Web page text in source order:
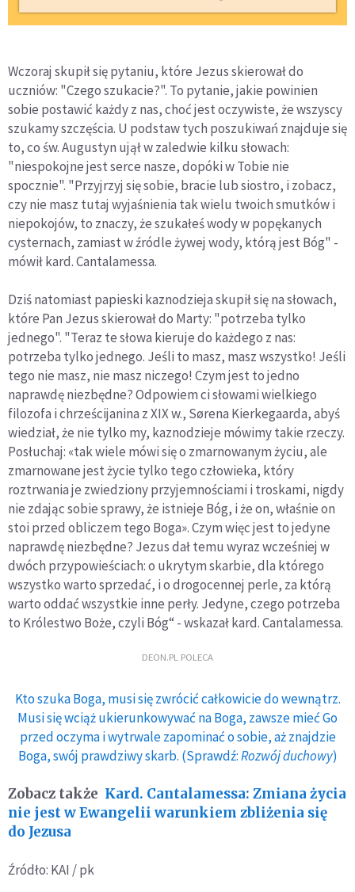
Wczoraj skupił się pytaniu, które Jezus skierował do
uczniów: "Czego szukacie?". To pytanie, jakie powinien
sobie postawić każdy z nas, choć jest oczywiste, że wszyscy
szukamy szczęścia. U podstaw tych poszukiwań znajduje się
to, co św. Augustyn ujął w zaledwie kilku słowach:
"niespokojne jest serce nasze, dopóki w Tobie nie
spocznie". "Przyjrzyj się sobie, bracie lub siostro, i zobacz,
czy nie masz tutaj wyjaśnienia tak wielu twoich smutków i
niepokojów, to znaczy, że szukałeś wody w popękanych
cysternach, zamiast w źródle żywej wody, którą jest Bóg" -
mówił kard. Cantalamessa.
Dziś natomiast papieski kaznodzieja skupił się na słowach,
które Pan Jezus skierował do Marty: "potrzeba tylko
jednego". "Teraz te słowa kieruje do każdego z nas:
potrzeba tylko jednego. Jeśli to masz, masz wszystko! Jeśli
tego nie masz, nie masz niczego! Czym jest to jedno
naprawdę niezbędne? Odpowiem ci słowami wielkiego
filozofa i chrześcijanina z XIX w., Sørena Kierkegaarda, abyś
wiedział, że nie tylko my, kaznodzieje mówimy takie rzeczy.
Posłuchaj: «tak wiele mówi się o zmarnowanym życiu, ale
zmarnowane jest życie tylko tego człowieka, który
roztrwania je zwiedziony przyjemnościami i troskami, nigdy
nie zdając sobie sprawy, że istnieje Bóg, i że on, właśnie on
stoi przed obliczem tego Boga». Czym więc jest to jedyne
naprawdę niezbędne? Jezus dał temu wyraz wcześniej w
dwóch przypowieściach: o ukrytym skarbie, dla którego
wszystko warto sprzedać, i o drogocennej perle, za którą
warto oddać wszystkie inne perły. Jedyne, czego potrzeba
to Królestwo Boże, czyli Bóg“ - wskazał kard. Cantalamessa.
DEON.PL POLECA
Kto szuka Boga, musi się zwrócić całkowicie do wewnątrz.
Musi się wciąż ukierunkowywać na Boga, zawsze mieć Go
przed oczyma i wytrwale zapominać o sobie, aż znajdzie
Boga, swój prawdziwy skarb. (Sprawdź:Rozwój duchowy)
Zobacz także Kard. Cantalamessa: Zmiana życia
nie jest w Ewangelii warunkiem zbliżenia się
do Jezusa
Źródło: KAI / pk